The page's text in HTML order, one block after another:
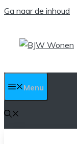
Ga naar de inhoud
Menu